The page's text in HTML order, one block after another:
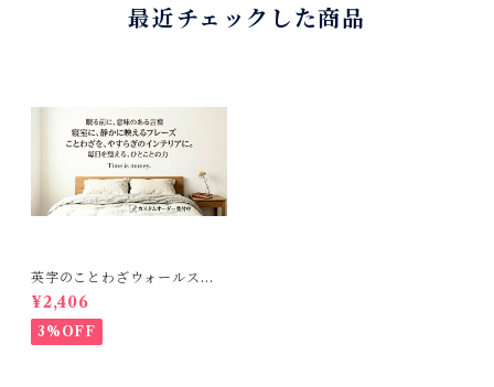
最近チェックした商品
英字のことわざウォールステ
ッカー：カスタムオーダー用
（室内用、サイズ調整可）
¥2,406
3%OFF